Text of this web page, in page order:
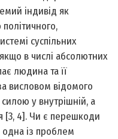
індивід як
суспільних
якщо в числі абсолютних
людина та її
висловом відомого
силою у внутрішній, а
[3, 4]. Чи є перешкоди
із проблем